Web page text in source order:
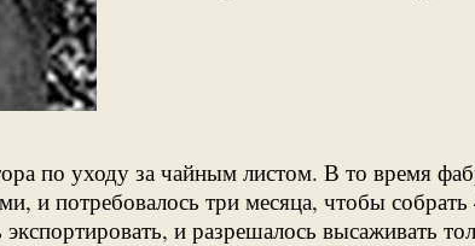
по уходу за чайным листом. В то время
потребовалось три месяца, чтобы
и разрешалось высаживать